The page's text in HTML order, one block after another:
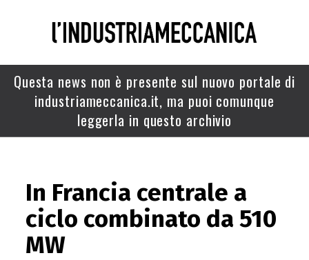
Questa news non è presente sul nuovo portale di
industriameccanica.it, ma puoi comunque
leggerla in questo archivio
In Francia centrale a
ciclo combinato da 510
MW